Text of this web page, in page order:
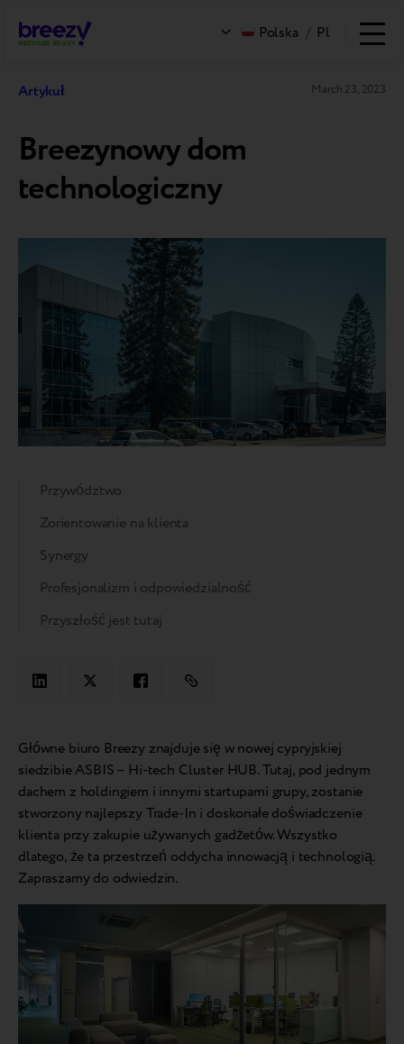
Polska / Pl
Artykuł March 23, 2023
Breezynowy dom
technologiczny
Przywództwo
Zorientowanie na klienta
Synergy
Profesjonalizm i odpowiedzialność
Przyszłość jest tutaj
Główne biuro Breezy znajduje się w nowej cypryjskiej
siedzibie ASBIS – Hi-tech Cluster HUB. Tutaj, pod jednym
dachem z holdingiem i innymi startupami grupy, zostanie
stworzony najlepszy Trade-In i doskonałe doświadczenie
klienta przy zakupie używanych gadżetów. Wszystko
dlatego, że ta przestrzeń oddycha innowacją i technologią.
Zapraszamy do odwiedzin.